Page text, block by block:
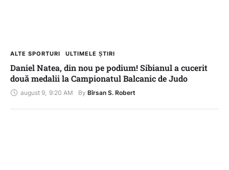
ALTE SPORTURI ULTIMELE ȘTIRI
Daniel Natea, din nou pe podium! Sibianul a cucerit
două medalii la Campionatul Balcanic de Judo
august 9 9:20 AM By Bîrsan S. Robert